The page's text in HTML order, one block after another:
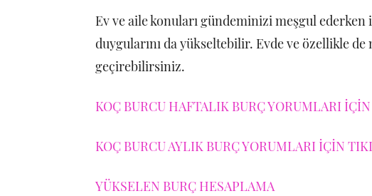
Ev ve aile konuları gündeminizi meşgul
duygularını da yükseltebilir. Evde ve özellikle
geçirebilirsiniz.
KOÇ BURCU HAFTALIK BURÇ YORUMLARI
KOÇ BURCU AYLIK BURÇ YORUMLARI İÇİN
YÜKSELEN BURÇ HESAPLAMA